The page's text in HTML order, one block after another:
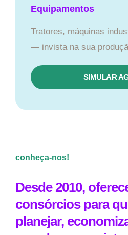
Equipamentos
Tratores, máquinas
— invista na sua
SIMULAR
conheça-nos!
Desde 2010,
consórcios para
planejar,